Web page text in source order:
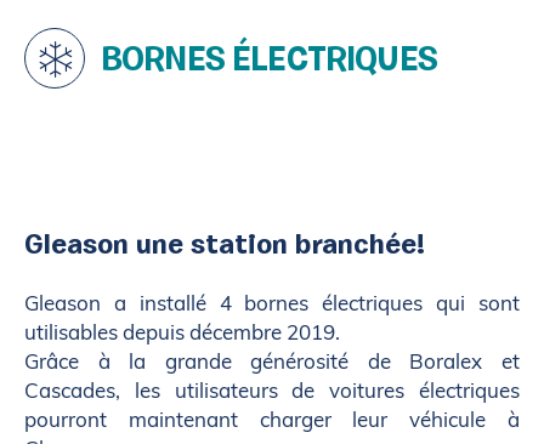
BORNES ÉLECTRIQUES
Gleason une station branchée!
Gleason a installé 4 bornes électriques qui sont
utilisables depuis décembre 2019.
Grâce à la grande générosité de Boralex et
Cascades, les utilisateurs de voitures électriques
pourront maintenant charger leur véhicule à